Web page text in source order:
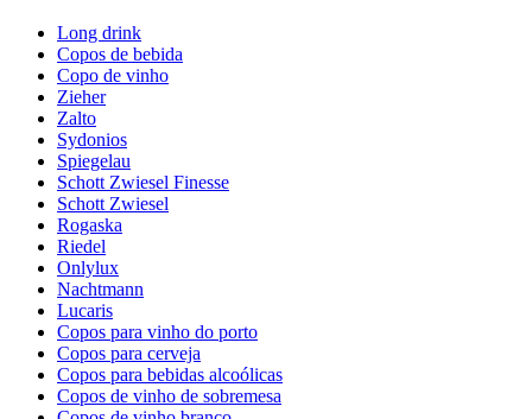
Long drink
Copos de bebida
Copo de vinho
Zieher
Zalto
Sydonios
Spiegelau
Schott Zwiesel Finesse
Schott Zwiesel
Rogaska
Riedel
Onlylux
Nachtmann
Lucaris
Copos para vinho do porto
Copos para cerveja
Copos para bebidas alcoólicas
Copos de vinho de sobremesa